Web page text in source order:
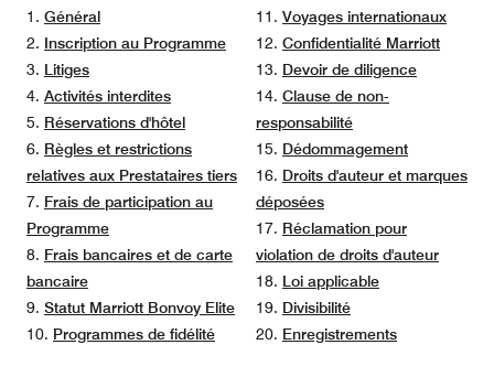
1. Général
2. Inscription au Programme
3. Litiges
4. Activités interdites
5. Réservations d'hôtel
6. Règles et restrictions
relatives aux Prestataires tiers
7. Frais de participation au
Programme
8. Frais bancaires et de carte
bancaire
9. Statut Marriott Bonvoy Elite
10. Programmes de fidélité
11. Voyages internationaux
12. Confidentialité Marriott
13. Devoir de diligence
14. Clause de non-
responsabilité
15. Dédommagement
16. Droits d'auteur et marques
déposées
17. Réclamation pour
violation de droits d'auteur
18. Loi applicable
19. Divisibilité
20. Enregistrements